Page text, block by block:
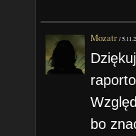
Mozatr /
bo